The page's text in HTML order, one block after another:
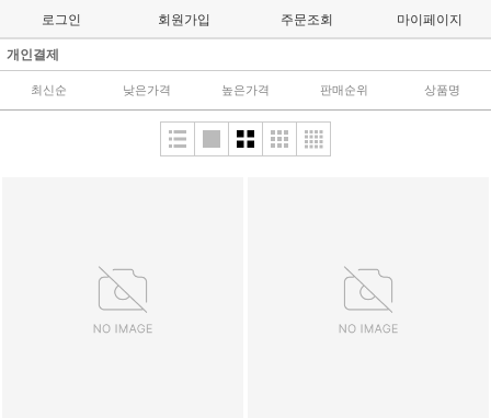
로그인 회원가입 주문조회 마이페이지
개인결제
최신순 낮은가격 높은가격 판매순위 상품명